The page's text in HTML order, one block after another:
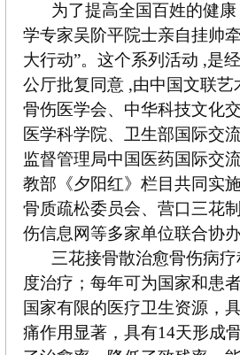
为了提高全国百姓的健
学专家吴阶平院士亲自挂帅
大行动”。这个系列活动 ,是
公厅批复同意 ,由中国文联
骨伤医学会、中华科技文化
医学科学院、卫生部国际交
监督管理局中国医药国际交
教部《夕阳红》栏目共同实
骨质疏松委员会、营口三花
伤信息网等多家单位联合协
三花接骨散治愈骨伤病
度治疗；每年可为国家和患
国家有限的医疗卫生资源，
痛作用显著，具有14天形成